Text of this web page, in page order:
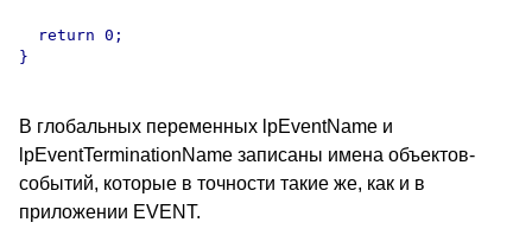
  return 0;
}
В глобальных переменных lpEventName и
lpEventTerminationName записаны имена объектов-
событий, которые в точности такие же, как и в
приложении EVENT.